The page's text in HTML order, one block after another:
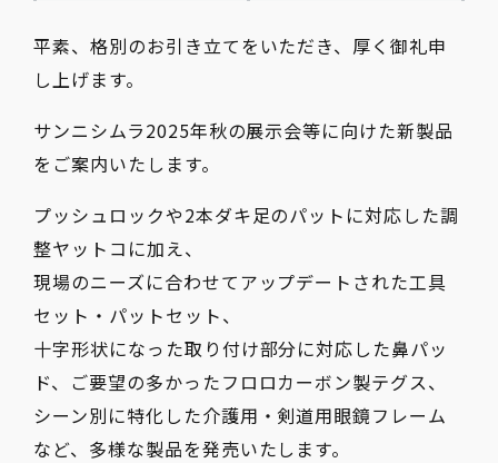
平素、格別のお引き立てをいただき、厚く御礼申
し上げます。
サンニシムラ2025年秋の展示会等に向けた新製品
をご案内いたします。
プッシュロックや2本ダキ足のパットに対応した調
整ヤットコに加え、
現場のニーズに合わせてアップデートされた工具
セット・パットセット、
十字形状になった取り付け部分に対応した鼻パッ
ド、ご要望の多かったフロロカーボン製テグス、
シーン別に特化した介護用・剣道用眼鏡フレーム
など、多様な製品を発売いたします。